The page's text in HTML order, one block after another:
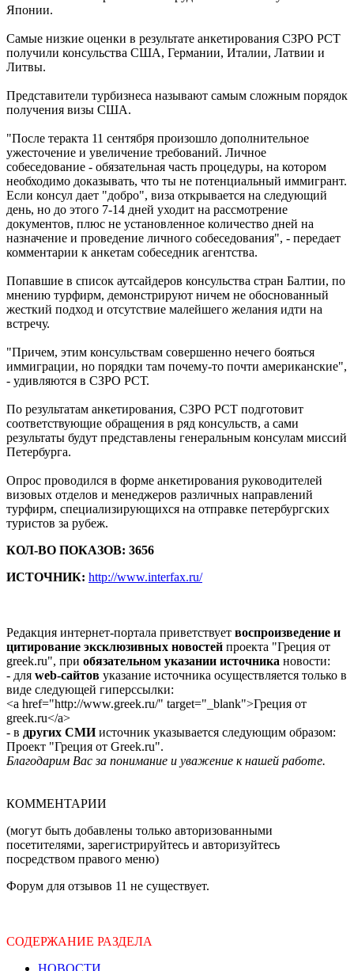
Японии.
Самые низкие оценки в результате анкетирования СЗРО РСТ
получили консульства США, Германии, Италии, Латвии и
Литвы.
Представители турбизнеса называют самым сложным порядок
получения визы США.
"После теракта 11 сентября произошло дополнительное
ужесточение и увеличение требований. Личное
собеседование - обязательная часть процедуры, на котором
необходимо доказывать, что ты не потенциальный иммигрант.
Если консул дает "добро", виза открывается на следующий
день, но до этого 7-14 дней уходит на рассмотрение
документов, плюс не установленное количество дней на
назначение и проведение личного собеседования", - передает
комментарии к анкетам собеседник агентства.
Попавшие в список аутсайдеров консульства стран Балтии, по
мнению турфирм, демонстрируют ничем не обоснованный
жесткий подход и отсутствие малейшего желания идти на
встречу.
"Причем, этим консульствам совершенно нечего бояться
иммиграции, но порядки там почему-то почти американские",
- удивляются в СЗРО РСТ.
По результатам анкетирования, СЗРО РСТ подготовит
соответствующие обращения в ряд консульств, а сами
результаты будут представлены генеральным консулам миссий
Петербурга.
Опрос проводился в форме анкетирования руководителей
визовых отделов и менеджеров различных направлений
турфирм, специализирующихся на отправке петербургских
туристов за рубеж.
КОЛ-ВО ПОКАЗОВ: 3656
ИСТОЧНИК: http://www.interfax.ru/
Редакция интернет-портала приветствует воспроизведение и
цитирование эксклюзивных новостей проекта "Греция от
greek.ru", при обязательном указании источника новости:
- для web-сайтов указание источника осуществляется только в
виде следующей гиперссылки:
<a href="http://www.greek.ru/" target="_blank">Греция от
greek.ru</a>
- в других СМИисточник указывается следующим образом:
Проект "Греция от Greek.ru".
Благодарим Вас за понимание и уважение к нашей работе.
КОММЕНТАРИИ
(могут быть добавлены только авторизованными
посетителями, зарегистрируйтесь и авторизуйтесь
посредством правого меню)
Форум для отзывов 11 не существует.
СОДЕРЖАНИЕ РАЗДЕЛА